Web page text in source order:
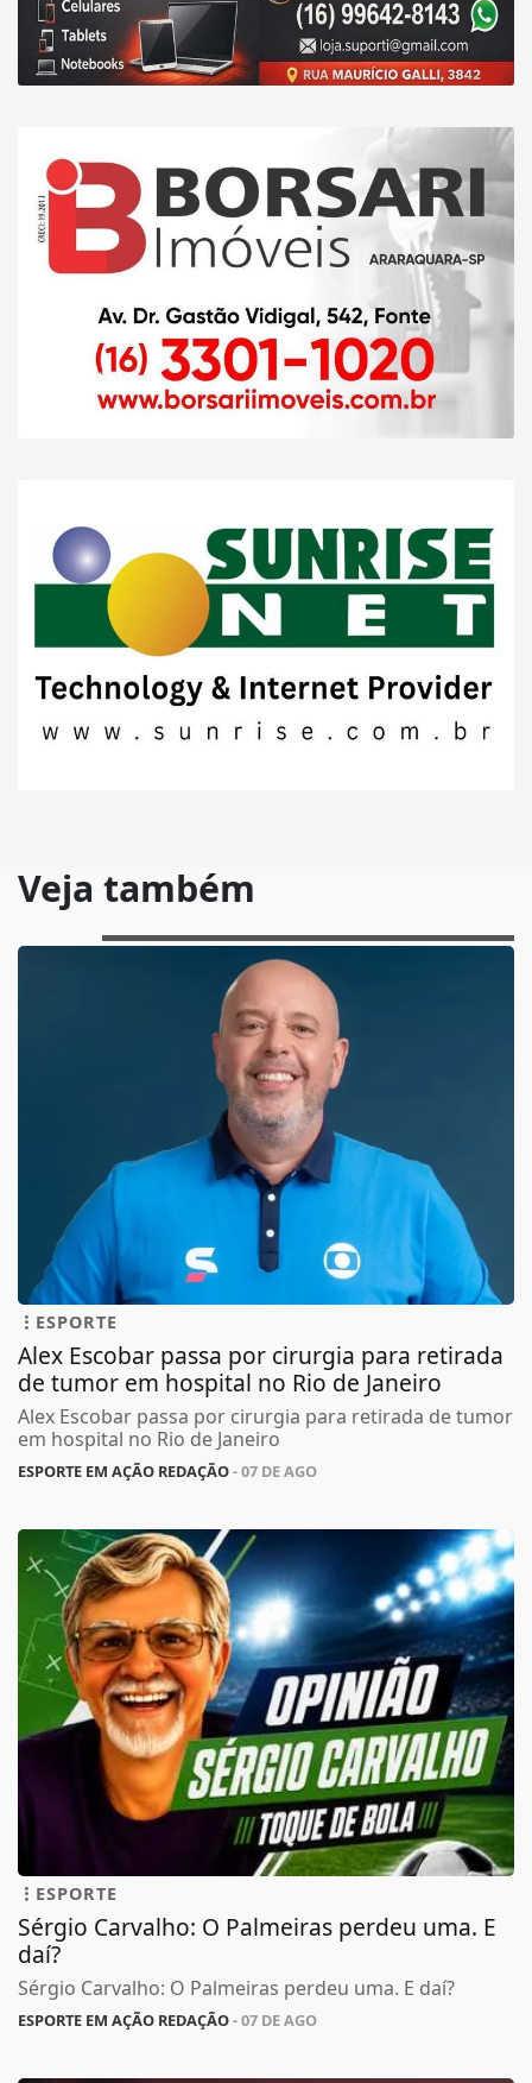
Veja também
ESPORTE
Alex Escobar passa por cirurgia para retirada
de tumor em hospital no Rio de Janeiro
Alex Escobar passa por cirurgia para retirada de tumor
em hospital no Rio de Janeiro
ESPORTE EM AÇÃO REDAÇÃO- 07 DE AGO
ESPORTE
Sérgio Carvalho: O Palmeiras perdeu uma. E
daí?
Sérgio Carvalho: O Palmeiras perdeu uma. E daí?
ESPORTE EM AÇÃO REDAÇÃO- 07 DE AGO